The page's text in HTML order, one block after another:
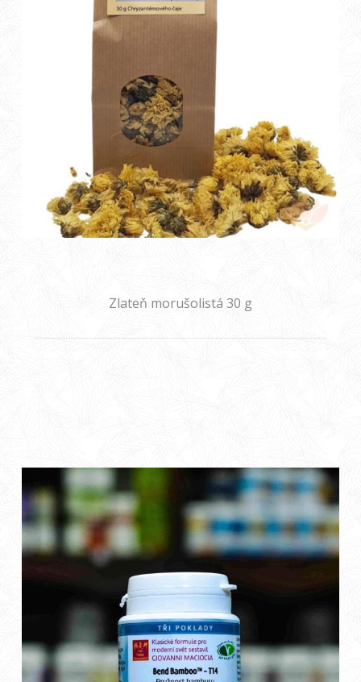
Zlateň morušolistá 30 g